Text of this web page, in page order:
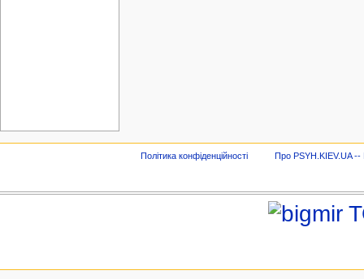
Політика конфіденційності Про PSYH.KIEV.UA --